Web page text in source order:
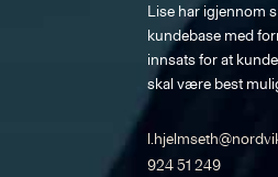
Lise har igjennom
kundebase med
innsats for at
skal være best
924 51 249